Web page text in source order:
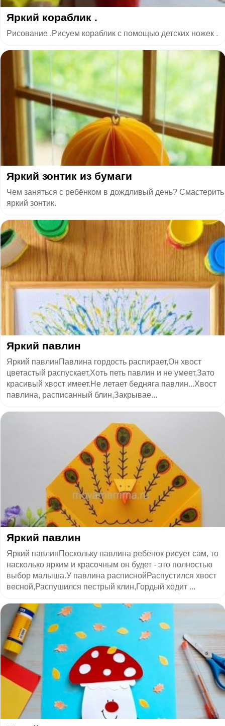
Яркий кораблик .
Рисование .Рисуем кораблик с помощью детских ножек .
Яркий зонтик из бумаги
Чем заняться c ребёнком в дождливый день? Cмacтeрить
яркий зонтик.
Яркий павлин
Яркий павлинПавлина гордость распирает,Он хвост
цветастый распускает,Хоть петь павлин и не умеет,Зато
красивый хвост имеет.Не летает бедняга павлин...Хвост
павлина, расписанный блин,Закрывае...
Яркий павлин
Яркий павлинПоскольку павлина ребенок рисует сам, то
насколько ярким и красочным он будет - это полностью
выбор малыша.У павлина расписнойРаспустился хвост
весной,Распушился пестрый клин,Гордый ходит ...